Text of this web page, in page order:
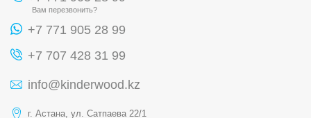
Вам перезвонить?
+7 771 905 28 99
+7 707 428 31 99
info@kinderwood.kz
г. Астана, ул. Сатпаева 22/1